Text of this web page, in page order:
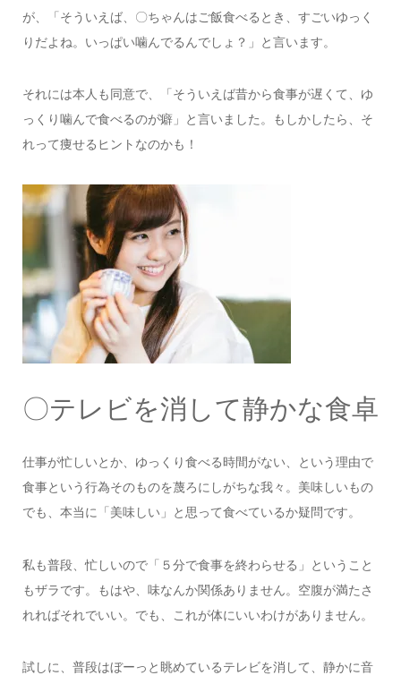
が、「そういえば、〇ちゃんはご飯食べるとき、すごいゆっく
りだよね。いっぱい噛んでるんでしょ？」と言います。
それには本人も同意で、「そういえば昔から食事が遅くて、ゆ
っくり噛んで食べるのが癖」と言いました。もしかしたら、そ
れって痩せるヒントなのかも！
〇テレビを消して静かな食卓
仕事が忙しいとか、ゆっくり食べる時間がない、という理由で
食事という行為そのものを蔑ろにしがちな我々。美味しいもの
でも、本当に「美味しい」と思って食べているか疑問です。
私も普段、忙しいので「５分で食事を終わらせる」ということ
もザラです。もはや、味なんか関係ありません。空腹が満たさ
れればそれでいい。でも、これが体にいいわけがありません。
試しに、普段はぼーっと眺めているテレビを消して、静かに音